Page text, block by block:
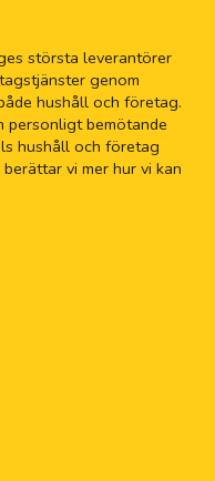
största leverantörer
genom
hushåll och företag.
personligt bemötande
hushåll och företag
vi mer hur vi kan